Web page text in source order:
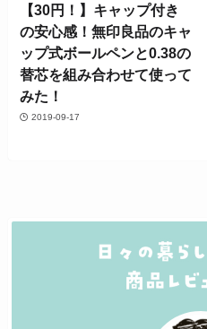
【30円！】キャップ付き
の安心感！無印良品のキャ
ップ式ボールペンと0.38の
替芯を組み合わせて使って
みた！
2019-09-17